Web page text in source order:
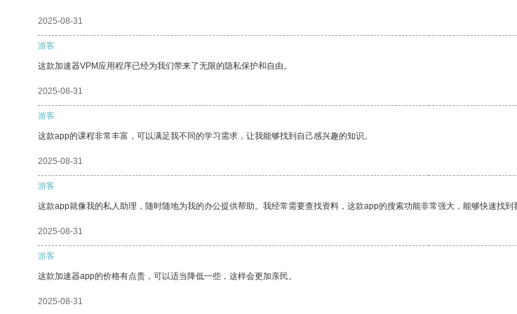
2025-08-31
游客
这款加速器VPM应用程序已经为我们带来了无限的隐私保护和自由。
2025-08-31
游客
这款app的课程非常丰富，可以满足我不同的学习需求，让我能够找到自己感兴趣的知识。
2025-08-31
游客
这款app就像我的私人助理，随时随地为我的办公提供帮助。我经常需要查找资料，这款app的搜索功能非常强大，能够快速找到
2025-08-31
游客
这款加速器app的价格有点贵，可以适当降低一些，这样会更加亲民。
2025-08-31